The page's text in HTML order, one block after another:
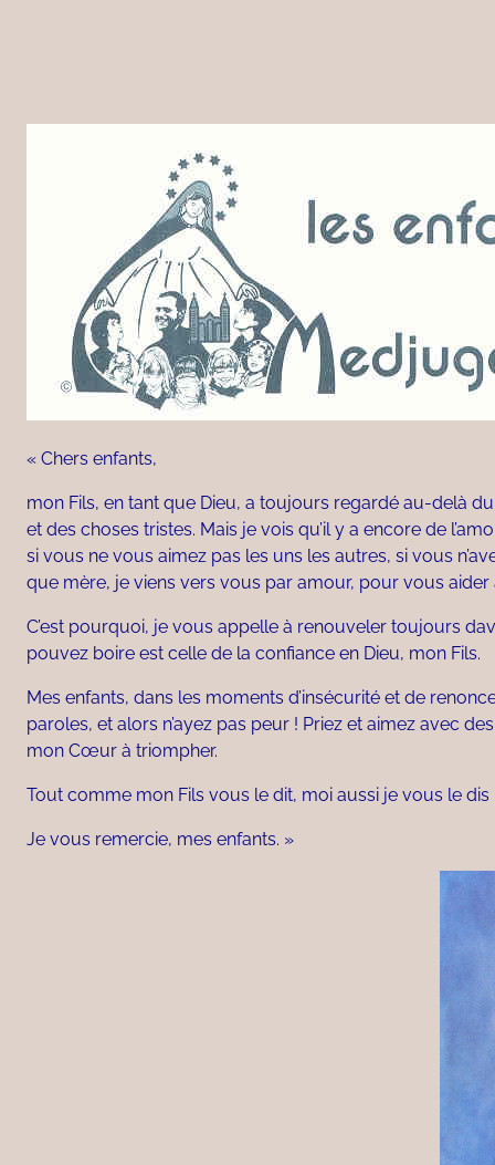
« Chers enfants,
mon Fils, en tant que Dieu, a toujours regardé au-delà
et des choses tristes. Mais je vois qu’il y a encore de
si vous ne vous aimez pas les uns les autres, si vous
que mère, je viens vers vous par amour, pour vous
C’est pourquoi, je vous appelle à renouveler toujours
pouvez boire est celle de la confiance en Dieu, mon Fils.
Mes enfants, dans les moments d’insécurité et de
paroles, et alors n’ayez pas peur ! Priez et aimez avec
mon Cœur à triompher.
Tout comme mon Fils vous le dit, moi aussi je vous le
Je vous remercie, mes enfants. »